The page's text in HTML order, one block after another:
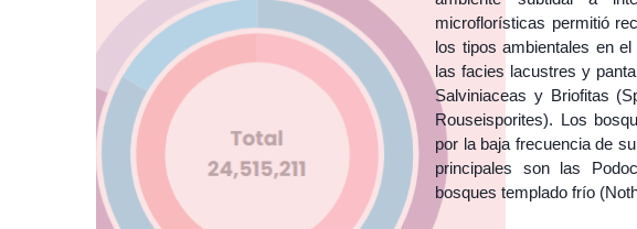
microflorísticas permitió
los tipos ambientales en
las facies lacustres y
Salviniaceas y Briofitas
Rouseisporites). Los
por la baja frecuencia de
principales son las
bosques templado frío